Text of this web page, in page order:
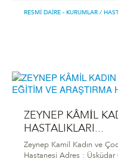
RESMI DAIRE - KURUMLAR /
ZEYNEP KÂMİL
HASTALIKLARI...
Zeynep Kamil Kadın ve
Hastanesi Adres :